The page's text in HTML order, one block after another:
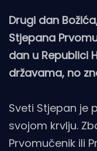
Drugi dan
Stjepana
dan u Republici
državama, no
Sveti Stjepan je
svojom krvlju.
Prvomučenik ili